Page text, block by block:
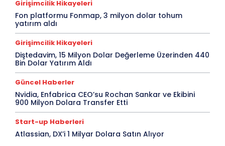
Girişimcilik Hikayeleri
Fon platformu Fonmap, 3 milyon dolar tohum
yatırım aldı
Girişimcilik Hikayeleri
Diştedavim, 15 Milyon Dolar Değerleme Üzerinden 440
Bin Dolar Yatırım Aldı
Güncel Haberler
Nvidia, Enfabrica CEO’su Rochan Sankar ve Ekibini
900 Milyon Dolara Transfer Etti
Start-up Haberleri
Atlassian, DX’i 1 Milyar Dolara Satın Alıyor